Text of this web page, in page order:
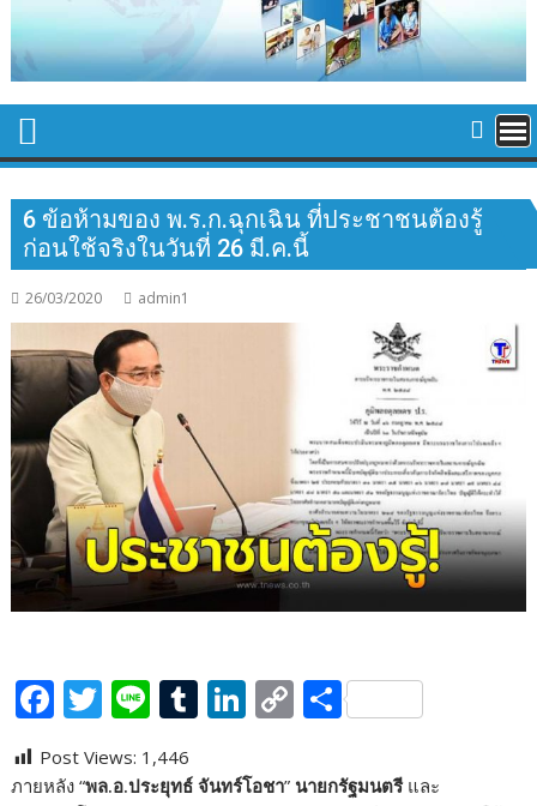
6 ข้อห้ามของ พ.ร.ก.ฉุกเฉิน ที่ประชาชนต้องรู้
ก่อนใช้จริงในวันที่ 26 มี.ค.นี้
26/03/2020 admin1
F
e
T
itt
Li
e
T
m
Li
k
C
p
S
ar
Post Views: 1,446
ภายหลัง “พล.อ.ประยุทธ์ จันทร์โอชา” นายกรัฐมนตรี และ